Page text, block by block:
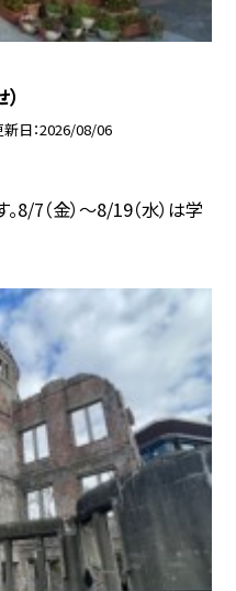
新日 2026/08/06
8/7（金）〜8/19（水）は学